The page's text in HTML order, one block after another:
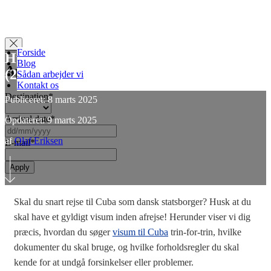
Forside
Blog
Sådan arbejder vi
Kontakt os
Apply for Visa
Destination*
Arrival date*
slash
MM
slash
E-mail*
Hvordan søger jeg visum til Cuba?
(2025)
Publiceret: 8 marts 2025
Opdateret: 9 marts 2025
afOlaf Eriksen
Skal du snart rejse til Cuba som dansk statsborger? Husk at du
skal have et gyldigt visum inden afrejse! Herunder viser vi dig
præcis, hvordan du søgervisum til Cuba trin-for-trin, hvilke
dokumenter du skal bruge, og hvilke forholdsregler du skal
kende for at undgå forsinkelser eller problemer.